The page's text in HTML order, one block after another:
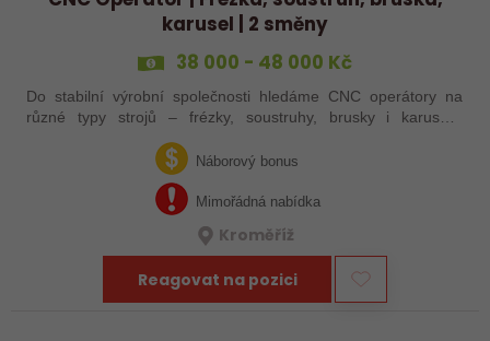
karusel | 2 směny
38 000 - 48 000 Kč
Do stabilní výrobní společnosti hledáme CNC operátory na
různé typy strojů – frézky, soustruhy, brusky i karusely.
technických oborů, kteří se…Náborový bonus
Mimořádná nabídka
Kroměříž
Reagovat na pozici